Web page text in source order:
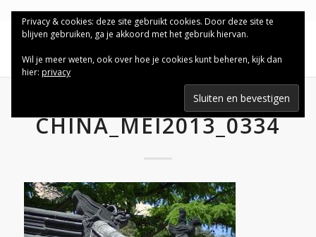
CHINA_MEI2013_0334
Privacy & cookies: deze site gebruikt cookies. Door deze site te
blijven gebruiken, ga je akkoord met het gebruik hiervan.
Wil je meer weten, ook over hoe je cookies kunt beheren, kijk dan
hier: privacy